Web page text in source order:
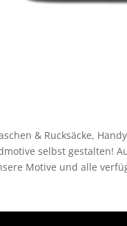
& Rucksäcke,
selbst gestalten!
Motive und alle